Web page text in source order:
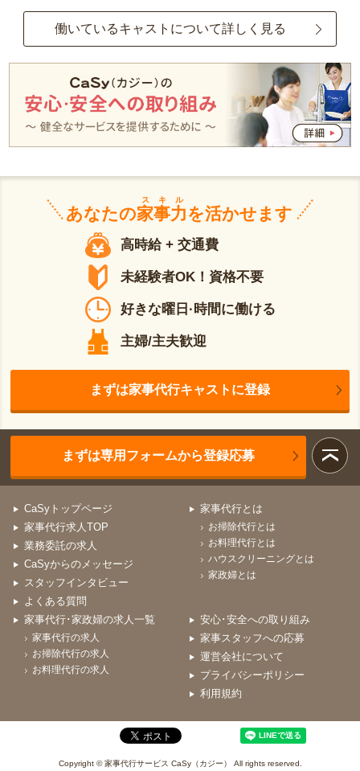
働いているキャストについて詳しく見る
あなたの家事力
スキル
を活かせます
高時給 + 交通費
未経験者OK！資格不要
好きな曜日·時間に働ける
主婦/主夫歓迎
まずは家事代行キャストに登録
まずは専用フォームから登録応募
CaSyトップページ
家事代行求人TOP
業務委託の求人
CaSyからのメッセージ
スタッフインタビュー
よくある質問
家事代行とは
お掃除代行とは
お料理代行とは
ハウスクリーニングとは
家政婦とは
家事代行･家政婦の求人一覧
家事代行の求人
お掃除代行の求人
お料理代行の求人
安心･安全への取り組み
家事スタッフへの応募
運営会社について
プライバシーポリシー
利用規約
Copyright © 家事代行サービス CaSy（カジー） All rights reserved.